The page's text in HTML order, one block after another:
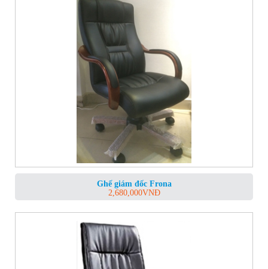
Ghế giám đốc Frona
2,680,000VNĐ